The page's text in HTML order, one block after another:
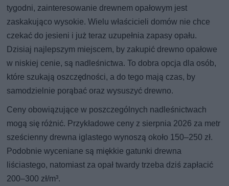
tygodni, zainteresowanie drewnem opałowym jest
zaskakująco wysokie. Wielu właścicieli domów nie chce
czekać do jesieni i już teraz uzupełnia zapasy opału.
Dzisiaj najlepszym miejscem, by zakupić drewno opałowe
w niskiej cenie, są nadleśnictwa. To dobra opcja dla osób,
które szukają oszczędności, a do tego mają czas, by
samodzielnie porąbać oraz wysuszyć drewno.
Ceny obowiązujące w poszczególnych nadleśnictwach
mogą się różnić. Przykładowe ceny z sierpnia 2026 za metr
sześcienny drewna iglastego wynoszą około 150–250 zł.
Podobnie wyceniane są miękkie gatunki drewna
liściastego, natomiast za opał twardy trzeba dziś zapłacić
200–300 zł/m³.